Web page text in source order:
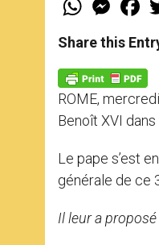
t
s
p
p
e
s
e
g
e
r
a
e
b
k
Share this
ROME,
Benoît XVI
Le pape s’est
générale de ce
Il leur a